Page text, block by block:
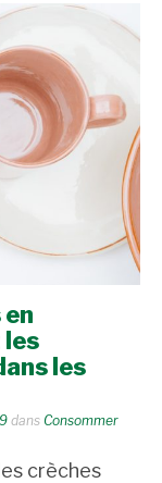
les
dans Consommer
crèches